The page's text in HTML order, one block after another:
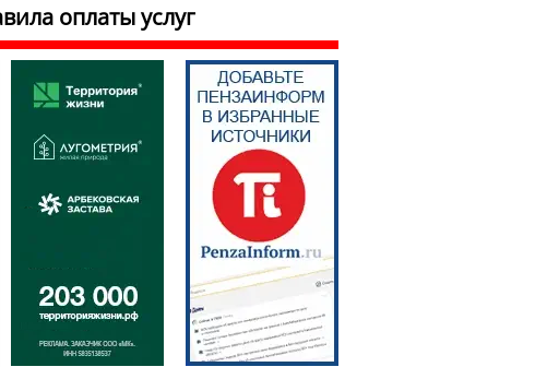
оплаты услуг
Печать